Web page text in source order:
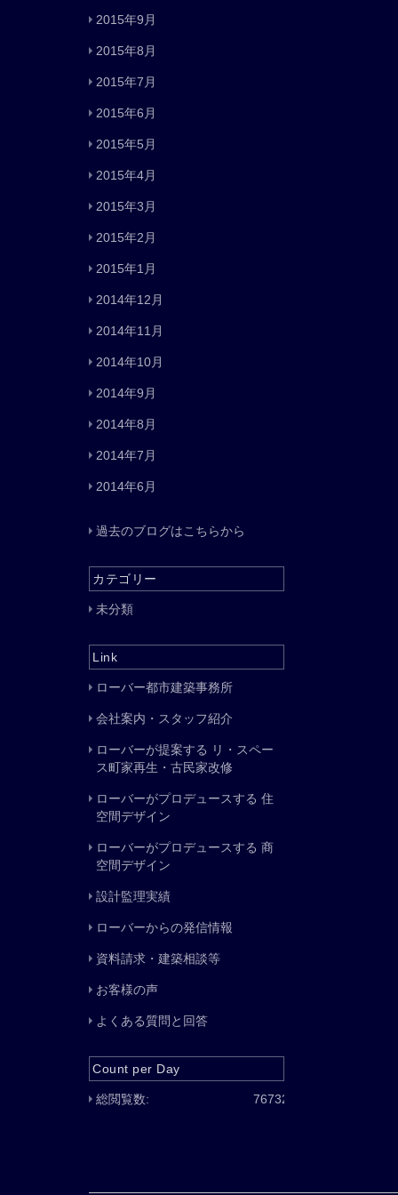
2015年9月
2015年8月
2015年7月
2015年6月
2015年5月
2015年4月
2015年3月
2015年2月
2015年1月
2014年12月
2014年11月
2014年10月
2014年9月
2014年8月
2014年7月
2014年6月
過去のブログはこちらから
カテゴリー
未分類
Link
ローバー都市建築事務所
会社案内・スタッフ紹介
ローバーが提案する リ・スペー
ス町家再生・古民家改修
ローバーがプロデュースする 住
空間デザイン
ローバーがプロデュースする 商
空間デザイン
設計監理実績
ローバーからの発信情報
資料請求・建築相談等
お客様の声
よくある質問と回答
Count per Day
76732
総閲覧数: